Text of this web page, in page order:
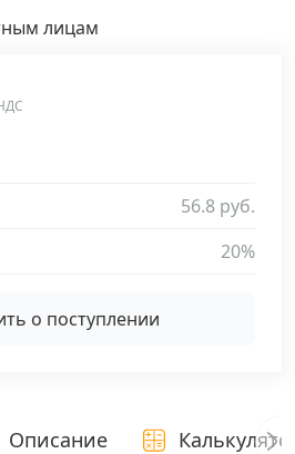
лицам
56.8 руб.
20%
о поступлении
Описание